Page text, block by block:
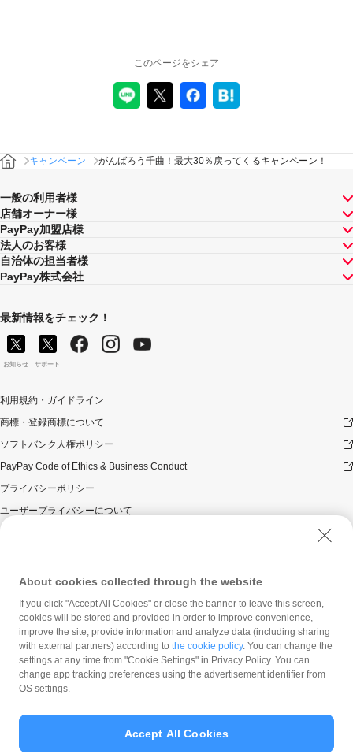
す。PayPay株式会社が指定する場合を除き、それらが重
本キャンペーンが適用される場合に、PayPay株式会社が
同時開催する他の総付キャンペーンの適用条件を満たす
が上限です（仮にそれぞれ適用すると合計66.5％を超え
（2020年9月1日～2021年3月31日）のお支払いに適用さ
れるものであり、2021年4月1日以降は変更予定です。
キャンペーン内容および適用条件を予告なく変更する場
合や、キャンペーン自体を予告なく中止する場合があり
ます。
ヤフーカード以外のクレジットカードでお支払いされた
意ください。
キャンペーンを適用すると、本キャンペーンによるキャ
ンペーン期間中のPayPayボーナスの付与額が合計10,000
ペーン期間中10,000円相当を超えることはございませ
ん）。
本キャンペーンの対象となった加盟店との契約の一部に
「取消し等」といいます。）となった場合、理由の如何
にかかわらず、また返金の有無にかかわらず、当該取消
取り消されます。
本キャンペーンの対象となった加盟店との契約について
合計」は、当該取消し等をした時点から将来に向かって
のみ減額されます。そのため、「キャンペーン期間中の
付与合計」が10,000円相当に到達して以降に取消し等を
行った方が、当該取消し等の前に、PayPay決済をしてい
た場合であっても、当該取消し等によって取消し等の前
に行った決済が本キャンペーンの対象となることはあり
ません。
景品について
PayPayボーナスはPayPay公式ストア、ワイジェイカー
このページをシェア
キャンペーン がんばろう千曲！最大30％戻ってくるキャンペーン！
一般の利用者様
店舗オーナー様
PayPay加盟店様
法人のお客様
自治体の担当者様
PayPay株式会社
最新情報をチェック！
お知らせ サポート
利用規約・ガイドライン
商標・登録商標について
ソフトバンク人権ポリシー
PayPay Code of Ethics & Business Conduct
プライバシーポリシー
ユーザープライバシーについて
ウェブサイト利用規約
反社会的勢力に対する方針
勧誘方針
マネロン等基本方針
カスタマーハラスメントに関する当社の考え方
About cookies collected through the website
If you click "Accept All Cookies" or close the banner to leave this screen,
cookies will be stored and provided in order to improve convenience,
improve the site, provide information and analyze data (including sharing
with external partners) according to the cookie policy. You can change the
settings at any time from "Cookie Settings" in Privacy Policy. You can
change app tracking preferences using the advertisement identifier from
OS settings.
Accept All Cookies